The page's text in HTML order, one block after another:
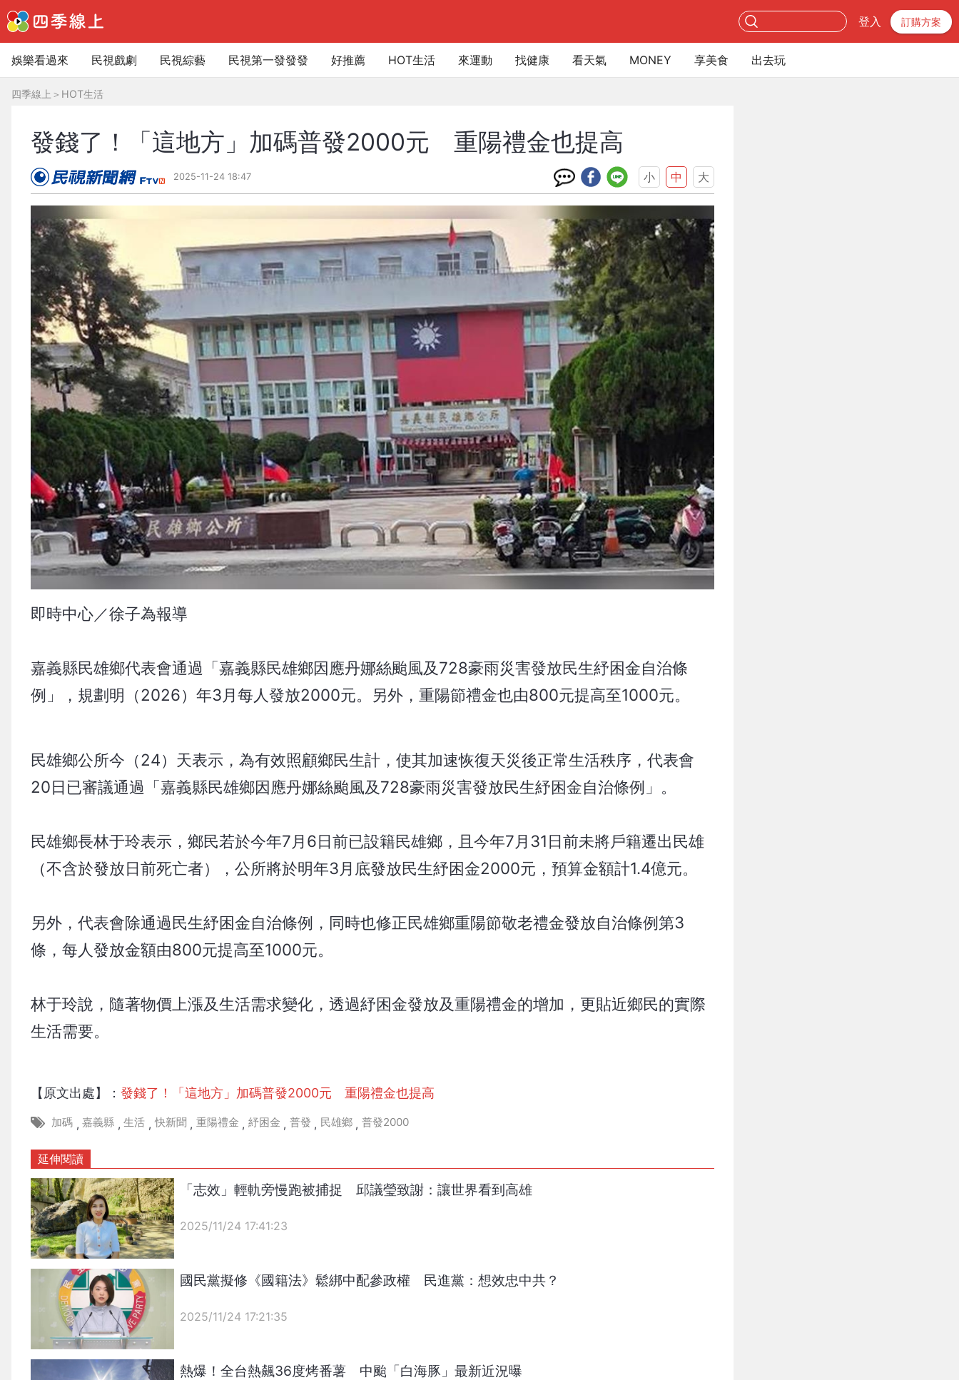
登入 訂購方案
娛樂看過來 民視戲劇 民視綜藝 民視第一發發發 好推薦 HOT生活 來運動 找健康 看天氣 MONEY 享美食 出去玩
四季線上 ＞ HOT生活
發錢了！「這地方」加碼普發2000元 重陽禮金也提高
2025-11-24 18:47 小 中 大
即時中心／徐子為報導
嘉義縣民雄鄉代表會通過「嘉義縣民雄鄉因應丹娜絲颱風及728豪雨災害發放民生紓困金自治條
例」，規劃明（2026）年3月每人發放2000元。另外，重陽節禮金也由800元提高至1000元。
民雄鄉公所今（24）天表示，為有效照顧鄉民生計，使其加速恢復天災後正常生活秩序，代表會
20日已審議通過「嘉義縣民雄鄉因應丹娜絲颱風及728豪雨災害發放民生紓困金自治條例」。
民雄鄉長林于玲表示，鄉民若於今年7月6日前已設籍民雄鄉，且今年7月31日前未將戶籍遷出民雄
（不含於發放日前死亡者），公所將於明年3月底發放民生紓困金2000元，預算金額計1.4億元。
另外，代表會除通過民生紓困金自治條例，同時也修正民雄鄉重陽節敬老禮金發放自治條例第3
條，每人發放金額由800元提高至1000元。
林于玲說，隨著物價上漲及生活需求變化，透過紓困金發放及重陽禮金的增加，更貼近鄉民的實際
生活需要。
【原文出處】：發錢了！「這地方」加碼普發2000元 重陽禮金也提高
加碼 , 嘉義縣 , 生活 , 快新聞 , 重陽禮金 , 紓困金 , 普發 , 民雄鄉 , 普發2000
延伸閱讀
{PLAYICON}
「志效」輕軌旁慢跑被捕捉 邱議瑩致謝：讓世界看到高雄
2025/11/24 17:41:23
{PLAYICON}
國民黨擬修《國籍法》鬆綁中配參政權 民進黨：想效忠中共？
2025/11/24 17:21:35
熱爆！全台熱飆36度烤番薯 中颱「白海豚」最新近況曝